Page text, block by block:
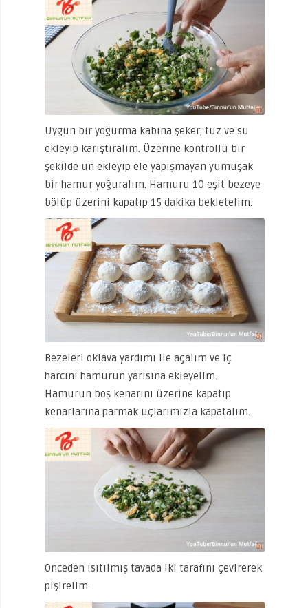
Uygun bir yoğurma kabına şeker, tuz ve su
ekleyip karıştıralım. Üzerine kontrollü bir
şekilde un ekleyip ele yapışmayan yumuşak
bir hamur yoğuralım. Hamuru 10 eşit bezeye
bölüp üzerini kapatıp 15 dakika bekletelim.
Bezeleri oklava yardımı ile açalım ve iç
harcını hamurun yarısına ekleyelim.
Hamurun boş kenarını üzerine kapatıp
kenarlarına parmak uçlarımızla kapatalım.
Önceden ısıtılmış tavada iki tarafını çevirerek
pişirelim.